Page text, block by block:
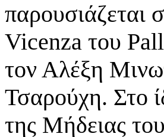
παρουσιάζεται
Vicenza του
τον Αλέξη
Τσαρούχη. Στο
της Μήδειας